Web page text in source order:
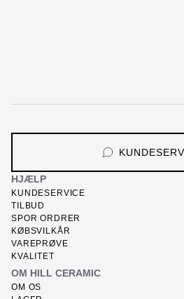
HJÆLP
KUNDESERVICE
TILBUD
SPOR ORDRER
KØBSVILKÅR
VAREPRØVE
KVALITET
OM HILL CERAMIC
OM OS